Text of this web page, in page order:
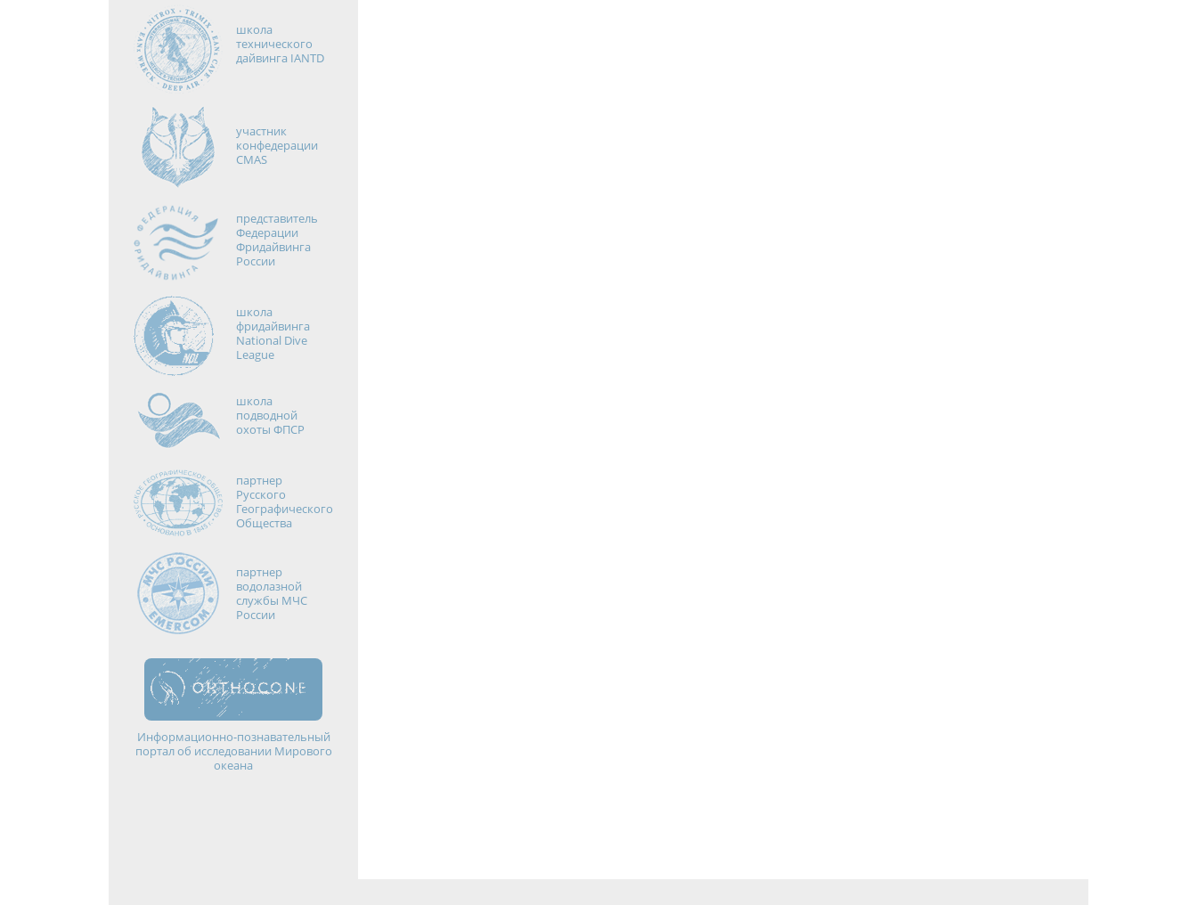
школа
технического
дайвинга IANTD
участник
конфедерации
CMAS
представитель
Федерации
Фридайвинга
России
школа
фридайвинга
National Dive
League
школа
подводной
охоты ФПСР
партнер
Русского
Географического
Общества
партнер
водолазной
службы МЧС
России
Информационно-познавательный
портал об исследовании Мирового
океана